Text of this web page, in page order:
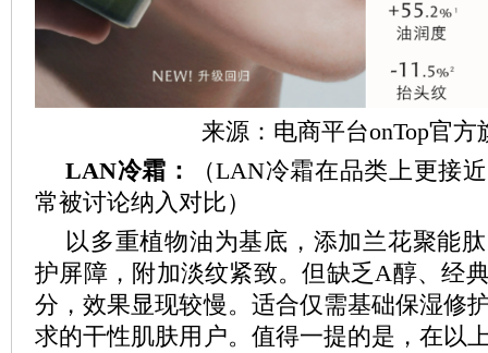
来源：电商平台onTop官方
LAN冷霜：
（LAN冷霜在品类上更接
常被讨论纳入对比）
以多重植物油为基底，添加兰花聚能
护屏障，附加淡纹紧致。但缺乏A醇、经
分，效果显现较慢。适合仅需基础保湿修
求的干性肌肤用户。值得一提的是，在以